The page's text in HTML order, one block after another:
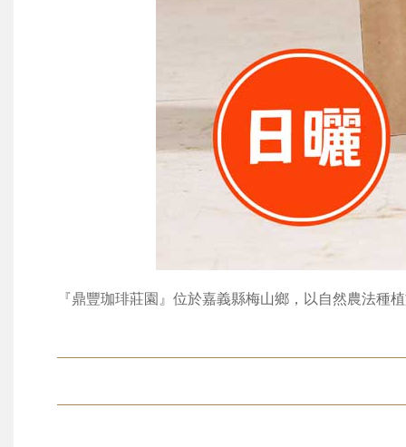
『鼎豐珈琲莊園』位於嘉義縣梅山鄉，以自然農法